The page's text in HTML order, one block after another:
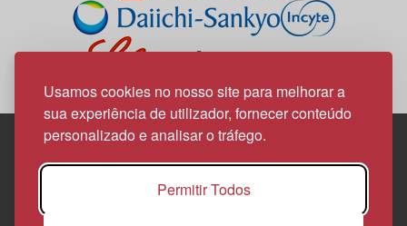
Usamos cookies no nosso site para melhorar a
sua experiência de utilizador, fornecer conteúdo
personalizado e analisar o tráfego.
Permitir Todos
Edif. Lisboa Oriente | Av. Infante D. Henrique, n.º 333H, esc.
1800-282 Lisboa | Portugal